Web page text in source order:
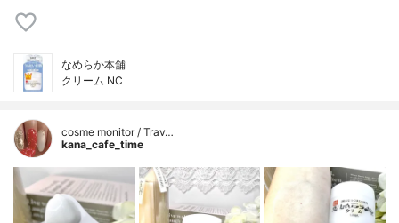
なめらか本舗
クリーム NC
cosme monitor / Trav…
kana_cafe_time